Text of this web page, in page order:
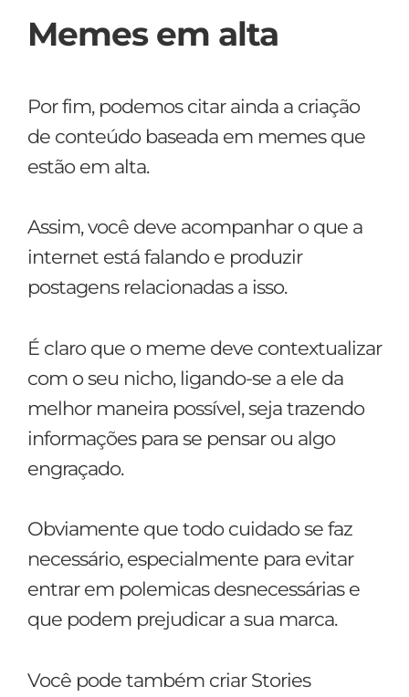
Memes em alta
Por fim, podemos citar ainda a criação
de conteúdo baseada em memes que
estão em alta.
Assim, você deve acompanhar o que a
internet está falando e produzir
postagens relacionadas a isso.
É claro que o meme deve contextualizar
com o seu nicho, ligando-se a ele da
melhor maneira possível, seja trazendo
informações para se pensar ou algo
engraçado.
Obviamente que todo cuidado se faz
necessário, especialmente para evitar
entrar em polemicas desnecessárias e
que podem prejudicar a sua marca.
Você pode também criar Stories